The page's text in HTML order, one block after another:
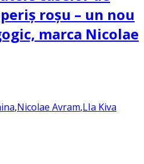
roșu – un nou
marca Nicolae
,Nicolae Avram,LIa Kiva